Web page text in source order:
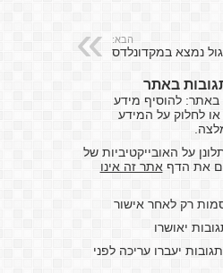
הבא:
נמצא במקדונלדס
באתר
להוסיף מידע
לחלוק על המידע
על האובייקטיביות של
את הדף אתר זה אינו
רק לאחר אישור
יאושרו
יעברו עריכה לפני